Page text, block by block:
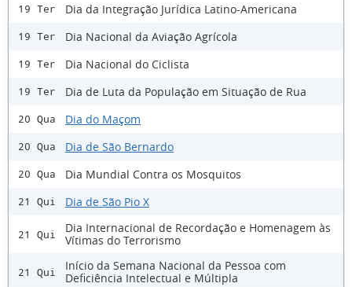
19 Ter Dia da Integração Jurídica Latino-Americana
19 Ter Dia Nacional da Aviação Agrícola
19 Ter Dia Nacional do Ciclista
19 Ter Dia de Luta da População em Situação de Rua
20 Qua Dia do Maçom
20 Qua Dia de São Bernardo
20 Qua Dia Mundial Contra os Mosquitos
21 Qui Dia de São Pio X
21 Qui
Dia Internacional de Recordação e Homenagem às
Vítimas do Terrorismo
21 Qui
Início da Semana Nacional da Pessoa com
Deficiência Intelectual e Múltipla